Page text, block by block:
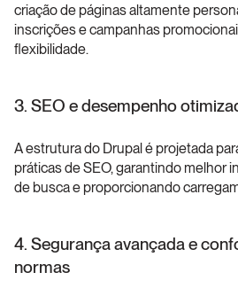
criação de páginas altamente
inscrições e campanhas
flexibilidade.
3. SEO e desempenho
A estrutura do Drupal é projetada
práticas de SEO, garantindo melhor
de busca e proporcionando
4. Segurança avançada e
normas